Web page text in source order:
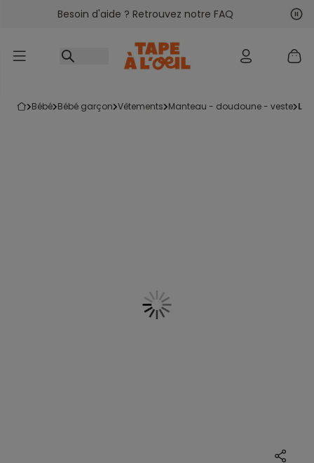
Accéder au contenu
Besoin d'aide ? Retrouvez notre FAQ
bébé bébé garçon vêtements manteau - doudoune - veste